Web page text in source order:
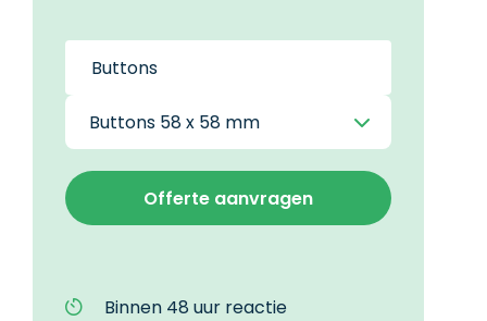
Binnen 48 uur reactie